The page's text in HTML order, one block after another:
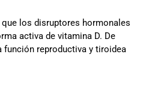
que los disruptores hormonales
activa de vitamina D. De
función reproductiva y tiroidea